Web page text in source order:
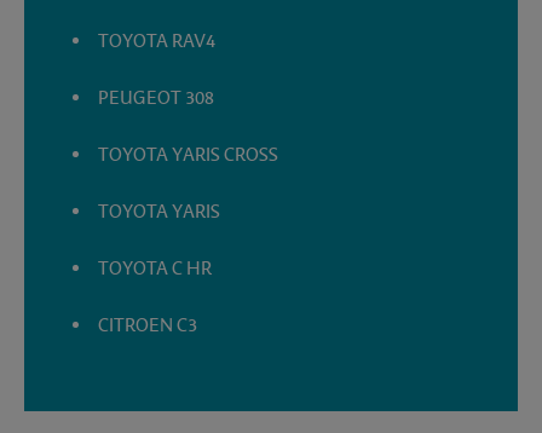
TOYOTA RAV4
PEUGEOT 308
TOYOTA YARIS CROSS
TOYOTA YARIS
TOYOTA C HR
CITROEN C3